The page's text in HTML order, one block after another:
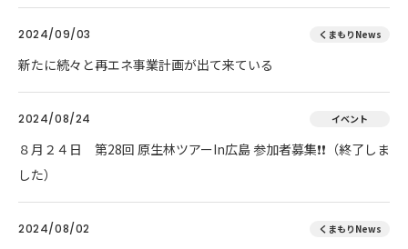
2024/09/03 くまもりNews
新たに続々と再エネ事業計画が出て来ている
2024/08/24 イベント
８月２４日 第28回 原生林ツアーIn広島 参加者募集❗❗（終了しま
した）
2024/08/02 くまもりNews